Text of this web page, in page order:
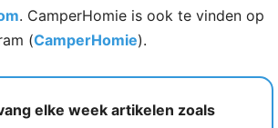
. CamperHomie is ook te vinden op
(CamperHomie).
elke week artikelen zoals